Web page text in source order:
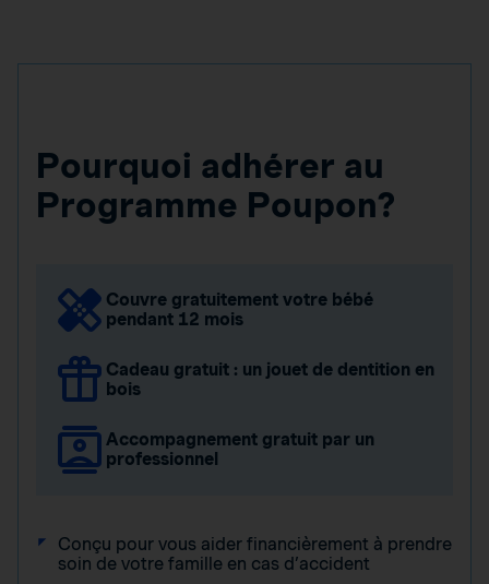
Pourquoi adhérer au
Programme Poupon?
Couvre gratuitement votre bébé
pendant 12 mois
Cadeau gratuit : un jouet de dentition en
bois
Accompagnement gratuit par un
professionnel
Conçu pour vous aider financièrement à prendre
soin de votre famille en cas d’accident